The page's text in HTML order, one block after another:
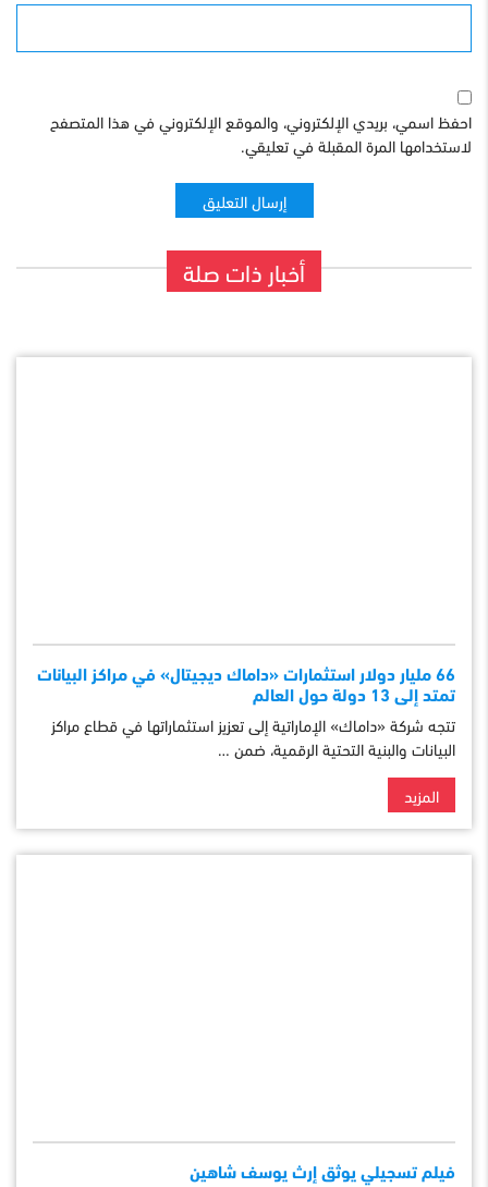
احفظ اسمي، بريدي الإلكتروني، والموقع الإلكتروني في هذا المتصفح
لاستخدامها المرة المقبلة في تعليقي.
أخبار ذات صلة
66 مليار دولار استثمارات «داماك ديجيتال» في مراكز البيانات
تمتد إلى 13 دولة حول العالم
تتجه شركة «داماك» الإماراتية إلى تعزيز استثماراتها في قطاع مراكز
البيانات والبنية التحتية الرقمية، ضمن …
المزيد
فيلم تسجيلي يوثق إرث يوسف شاهين